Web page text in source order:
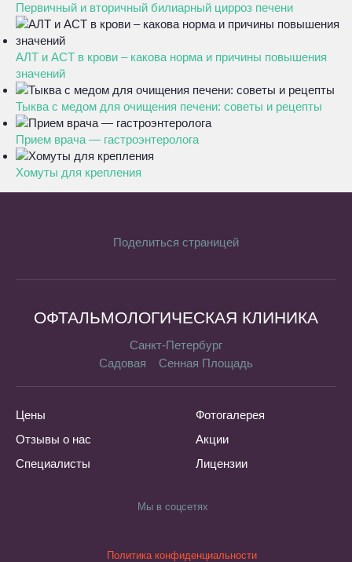
Первичный и вторичный билиарный цирроз печени
АЛТ и АСТ в крови – какова норма и причины повышения
значений
Тыква с медом для очищения печени: советы и рецепты
Прием врача — гастроэнтеролога
Хомуты для крепления
Поделиться страницей
ОФТАЛЬМОЛОГИЧЕСКАЯ КЛИНИКА
Санкт-Петербург
Садовая
Сенная Площадь
Цены
Отзывы о нас
Специалисты
Фотогалерея
Акции
Лицензии
Мы в соцсетях
Политика конфиденциальности